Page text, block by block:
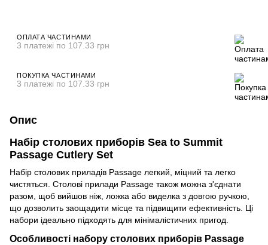
ОПЛАТА ЧАСТИНАМИ
3 платежі по 107.33 грн
ПОКУПКА ЧАСТИНАМИ
3 платежі по 107.33 грн
Опис
Набір столових приборів Sea to Summit
Passage Cutlery Set
Набір столових приладів Passage легкий, міцний та легко
чистяться. Столові прилади Passage також можна з'єднати
разом, щоб вийшов ніж, ложка або виделка з довгою ручкою,
що дозволить заощадити місце та підвищити ефективність. Ці
набори ідеально підходять для мінімалістичних пригод.
Особливості набору столових приборів Passage